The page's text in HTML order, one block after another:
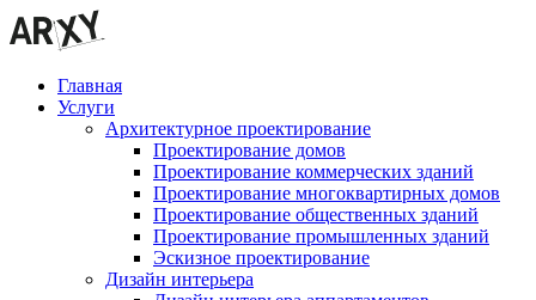
Главная
Услуги
Архитектурное проектирование
Проектирование домов
Проектирование коммерческих зданий
Проектирование многоквартирных домов
Проектирование общественных зданий
Проектирование промышленных зданий
Эскизное проектирование
Дизайн интерьера